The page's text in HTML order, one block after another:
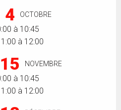
4 OCTOBRE
à 10:45
à 12:00
15 NOVEMBRE
à 10:45
à 12:00